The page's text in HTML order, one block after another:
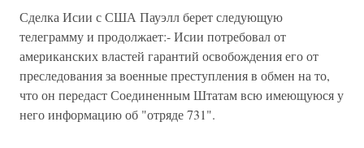
Сделка Исии с США Пауэлл берет следующую
телеграмму и продолжает:- Исии потребовал от
американских властей гарантий освобождения его от
преследования за военные преступления в обмен на то,
что он передаст Соединенным Штатам всю имеющуюся у
него информацию об "отряде 731".